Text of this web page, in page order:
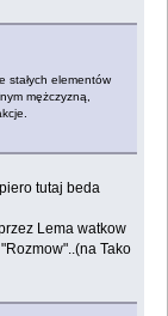
stałych elementów
mężczyzną,
tutaj beda
Lema watkow
Tako